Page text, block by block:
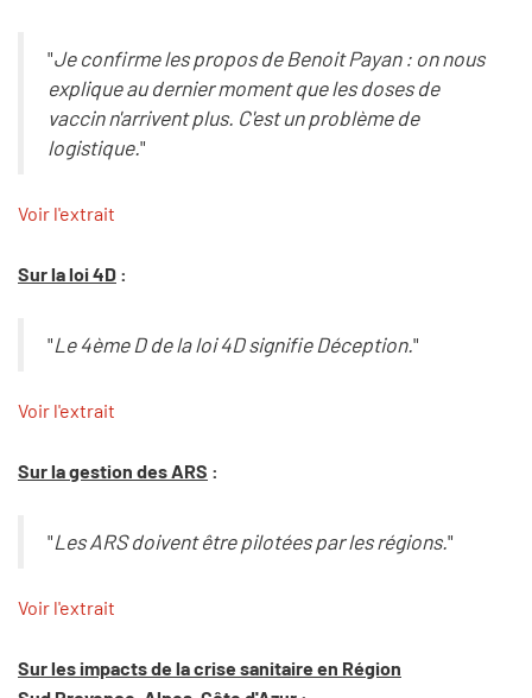
"Je confirme les propos de Benoit Payan : on nous
explique au dernier moment que les doses de
vaccin n'arrivent plus. C'est un problème de
logistique."
Voir l'extrait
Sur la loi 4D :
"Le 4ème D de la loi 4D signifie Déception."
Voir l'extrait
Sur la gestion des ARS :
"Les ARS doivent être pilotées par les régions."
Voir l'extrait
Sur les impacts de la crise sanitaire en Région